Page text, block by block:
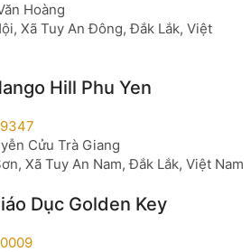
Hoàng
Xã Tuy An Đông, Đắk Lắk, Việt
Hill Phu Yen
Cửu Trà Giang
Xã Tuy An Nam, Đắk Lắk, Việt Nam
Dục Golden Key